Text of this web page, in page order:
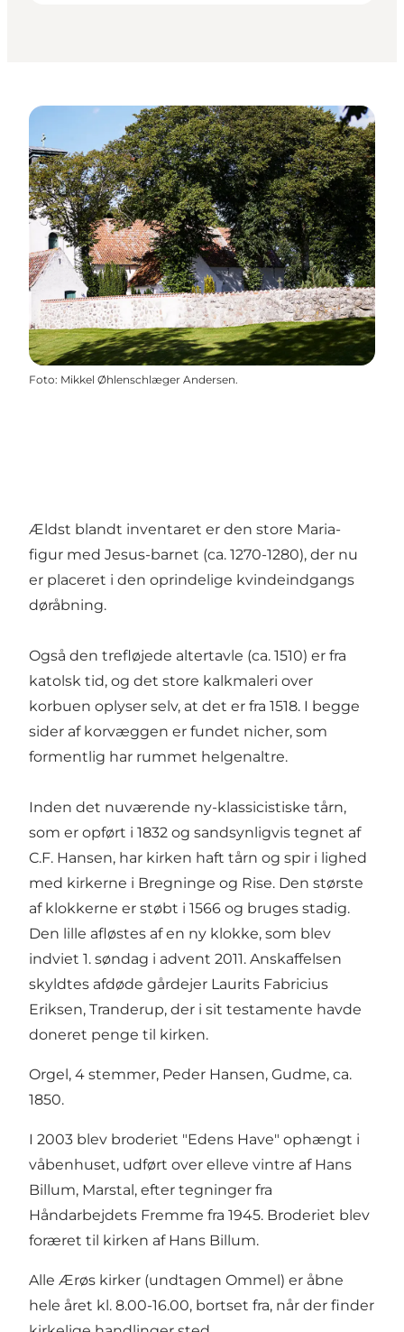
Foto: Mikkel Øhlenschlæger Andersen.
Ældst blandt inventaret er den store Maria-
figur med Jesus-barnet (ca. 1270-1280), der nu
er placeret i den oprindelige kvindeindgangs
døråbning.
Også den trefløjede altertavle (ca. 1510) er fra
katolsk tid, og det store kalkmaleri over
korbuen oplyser selv, at det er fra 1518. I begge
sider af korvæggen er fundet nicher, som
formentlig har rummet helgenaltre.
Inden det nuværende ny-klassicistiske tårn,
som er opført i 1832 og sandsynligvis tegnet af
C.F. Hansen, har kirken haft tårn og spir i lighed
med kirkerne i Bregninge og Rise. Den største
af klokkerne er støbt i 1566 og bruges stadig.
Den lille afløstes af en ny klokke, som blev
indviet 1. søndag i advent 2011. Anskaffelsen
skyldtes afdøde gårdejer Laurits Fabricius
Eriksen, Tranderup, der i sit testamente havde
doneret penge til kirken.
Orgel, 4 stemmer, Peder Hansen, Gudme, ca.
1850.
I 2003 blev broderiet "Edens Have" ophængt i
våbenhuset, udført over elleve vintre af Hans
Billum, Marstal, efter tegninger fra
Håndarbejdets Fremme fra 1945. Broderiet blev
foræret til kirken af Hans Billum.
Alle Ærøs kirker (undtagen Ommel) er åbne
hele året kl. 8.00-16.00, bortset fra, når der finder